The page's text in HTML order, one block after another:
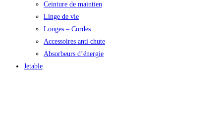
Ceinture de maintien
Linge de vie
Longes – Cordes
Accessoires anti chute
Absorbeurs d’énergie
Jetable